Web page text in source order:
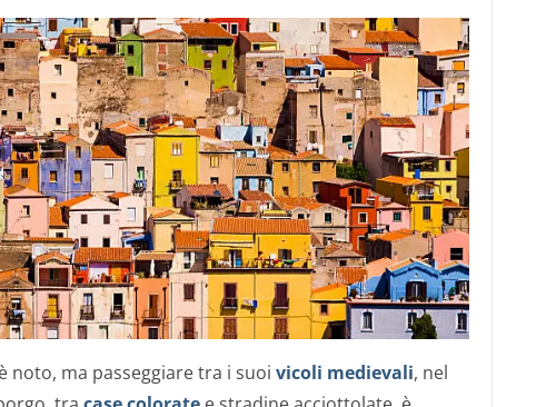
noto, ma passeggiare tra i suoi vicoli medievali, nel